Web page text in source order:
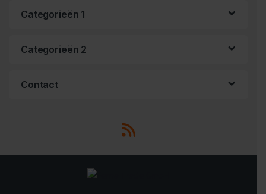
Categorieën 1
Categorieën 2
Contact